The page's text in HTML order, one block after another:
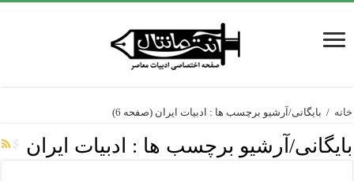
خانه / بایگانی/آرشیو برچسب ها : ادبیات ایران (صفحه 6)
بایگانی/آرشیو برچسب ها : ادبیات ایران